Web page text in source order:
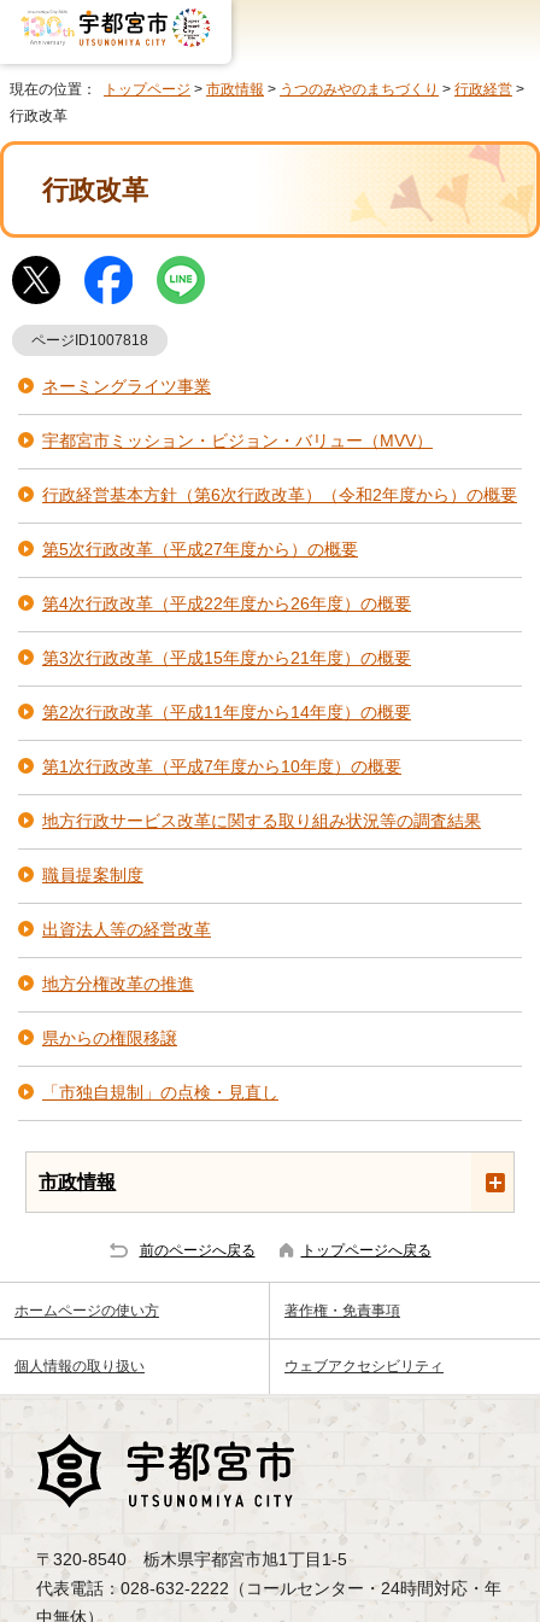
現在の位置： トップページ > 市政情報 > うつのみやのまちづくり > 行政経営 >
行政改革
行政改革
ページID1007818
ネーミングライツ事業
宇都宮市ミッション・ビジョン・バリュー（MVV）
行政経営基本方針（第6次行政改革）（令和2年度から）の概要
第5次行政改革（平成27年度から）の概要
第4次行政改革（平成22年度から26年度）の概要
第3次行政改革（平成15年度から21年度）の概要
第2次行政改革（平成11年度から14年度）の概要
第1次行政改革（平成7年度から10年度）の概要
地方行政サービス改革に関する取り組み状況等の調査結果
職員提案制度
出資法人等の経営改革
地方分権改革の推進
県からの権限移譲
「市独自規制」の点検・見直し
市政情報
前のページへ戻る トップページへ戻る
ホームページの使い方 著作権・免責事項
個人情報の取り扱い ウェブアクセシビリティ
〒320-8540 栃木県宇都宮市旭1丁目1-5
代表電話：028-632-2222（コールセンター・24時間対応・年
中無休）